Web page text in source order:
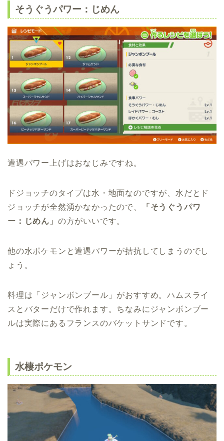
そうぐうパワー：じめん
遭遇パワー上げはおなじみですね。
ドジョッチのタイプは水・地面なのですが、水だとド
ジョッチが全然湧かなかったので、
「そうぐうパワ
ー：じめん」 の方がいいです。
他の水ポケモンと遭遇パワーが拮抗してしまうのでし
ょう。
料理は「ジャンボンブール」がおすすめ。ハムスライ
スとバターだけで作れます。ちなみにジャンボンブー
ルは実際にあるフランスのバケットサンドです。
水棲ポケモン